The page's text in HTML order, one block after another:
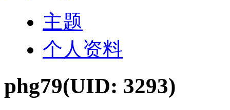
主题
个人资料
phg79(UID: 3293)